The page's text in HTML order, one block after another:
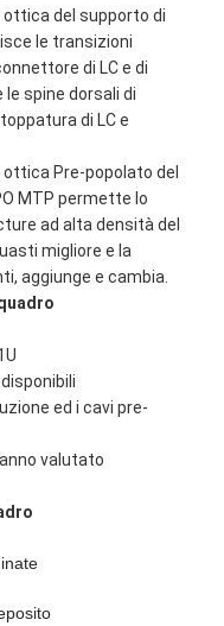
del supporto di
le transizioni
di LC e di
le spine dorsali di
di LC e
ottica Pre-popolato del
MTP permette lo
ad alta densità del
migliore e la
aggiunge e cambia.
ed i cavi pre-
valutato